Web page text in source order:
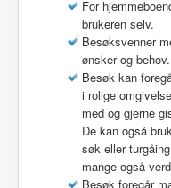
For
brukeren selv.
Besøksvenner
ønsker og behov.
Besøk kan
i rolige
med og gjerne
De kan også
søk eller
mange også
Besøk foregår